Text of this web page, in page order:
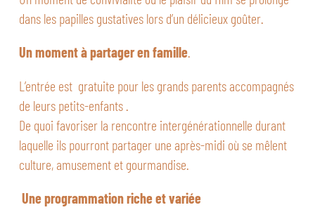
dans les papilles gustatives lors d’un délicieux goûter.
Un moment à partager en famille.
L’entrée est gratuite pour les grands parents accompagnés
de leurs petits-enfants .
De quoi favoriser la rencontre intergénérationnelle durant
laquelle ils pourront partager une après-midi où se mêlent
culture, amusement et gourmandise.
Une programmation riche et variée